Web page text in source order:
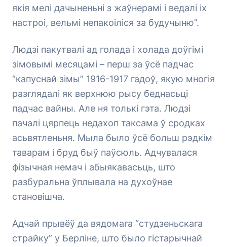
якія мелі дачыненьні з жаўнерамі і ведалі іх
настроі, вельмі непакоіліся за будучыню”.
Людзі пакутвалі ад голада і холада доўгімі
зімовымі месяцамі – перш за ўсё падчас
“капуснай зімы” 1916-1917 гадоў, якую многія
разглядалі як верхнюю рысу беднасьці
падчас вайны. Але ня толькі гэта. Людзі
пачалі цярпець недахоп таксама ў сродках
асьвятленьня. Мыла было ўсё больш рэдкім
таварам і бруд быў паўсюль. Адчувалася
фізычная немач і абыякавасьць, што
разбуральна ўплывала на духоўнае
становішча.
Адчай прывёў да вядомага “студзеньскага
страйку” у Берліне, што было гістарычнай